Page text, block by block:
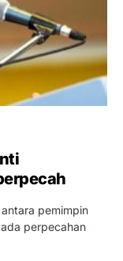
pemimpin
perpecahan